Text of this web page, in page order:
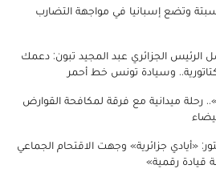
وتضع إسبانيا في مواجهة التضارب
الرئيس الجزائري عبد المجيد تبون: دعمك
وسيادة تونس خط أحمر
ميدانية مع فرقة لمكافحة القوارض
«أيادي جزائرية» وجهت الاقتحام الجماعي
قيادة رقمية»